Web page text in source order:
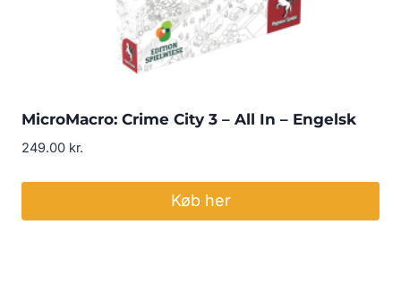
MicroMacro: Crime City 3 – All In – Engelsk
249.00 kr.
Køb her